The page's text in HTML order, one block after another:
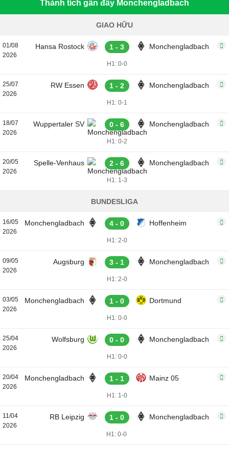
Thành tích gần đây Monchengladbach
GIAO HỮU
01/08
2026
Hansa Rostock 1 - 3 Monchengladbach
H1: 0-0
25/07
2026
RW Essen 1 - 2 Monchengladbach
H1: 0-1
18/07
2026
Wuppertaler SV 0 - 6 Monchengladbach
H1: 0-2
20/05
2026
Spelle-Venhaus 2 - 6 Monchengladbach
H1: 1-3
BUNDESLIGA
16/05
2026
Monchengladbach 4 - 0 Hoffenheim
H1: 2-0
09/05
2026
Augsburg 3 - 1 Monchengladbach
H1: 2-0
03/05
2026
Monchengladbach 1 - 0 Dortmund
H1: 0-0
25/04
2026
Wolfsburg 0 - 0 Monchengladbach
H1: 0-0
20/04
2026
Monchengladbach 1 - 1 Mainz 05
H1: 1-0
11/04
2026
RB Leipzig 1 - 0 Monchengladbach
H1: 0-0